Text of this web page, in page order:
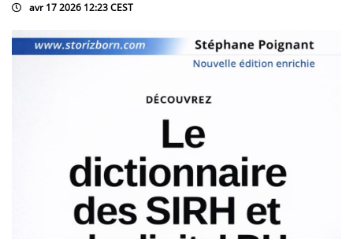
avr 17 2026 12:23 CEST